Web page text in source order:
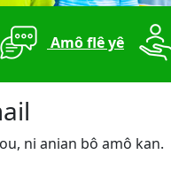
Amô flê yê
ni anian bô amô kan.